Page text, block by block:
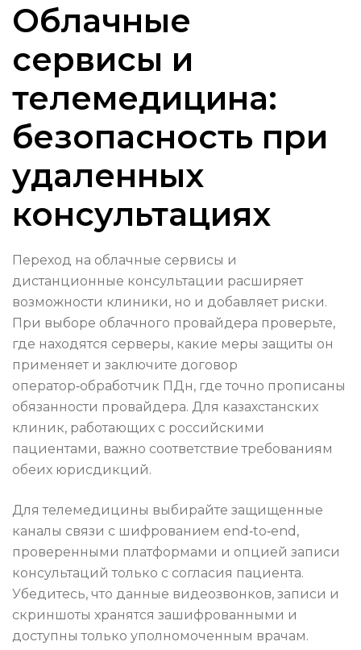
Облачные
сервисы и
телемедицина:
безопасность при
удаленных
консультациях
Переход на облачные сервисы и
дистанционные консультации расширяет
возможности клиники, но и добавляет риски.
При выборе облачного провайдера проверьте,
где находятся серверы, какие меры защиты он
применяет и заключите договор
оператор‑обработчик ПДн, где точно прописаны
обязанности провайдера. Для казахстанских
клиник, работающих с российскими
пациентами, важно соответствие требованиям
обеих юрисдикций.
Для телемедицины выбирайте защищенные
каналы связи с шифрованием end‑to‑end,
проверенными платформами и опцией записи
консультаций только с согласия пациента.
Убедитесь, что данные видеозвонков, записи и
скриншоты хранятся зашифрованными и
доступны только уполномоченным врачам.